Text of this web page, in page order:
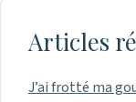
Articles
J’ai frotté ma